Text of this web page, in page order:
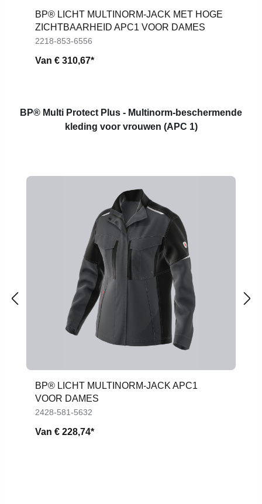
BP® LICHT MULTINORM-JACK MET HOGE
ZICHTBAARHEID APC1 VOOR DAMES
2218-853-6556
Van € 310,67*
BP® Multi Protect Plus - Multinorm-beschermende
kleding voor vrouwen (APC 1)
BP® LICHT MULTINORM-JACK APC1
VOOR DAMES
2428-581-5632
Van € 228,74*